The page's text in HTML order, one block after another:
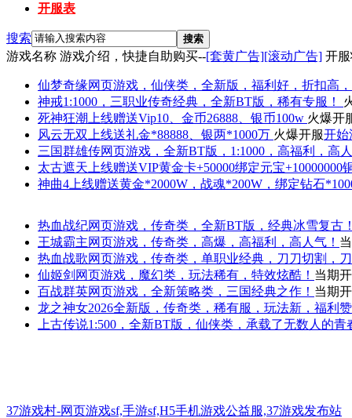
开服表
搜索 搜索
游戏名称 游戏介绍，快捷自助购买--[套黄广告][滚动广告] 开
仙梦奇缘网页游戏，仙侠类，全新版，福利好，折扣高
神戒1:1000，三职业传奇经典，全新BT版，稀有专服！
死神狂潮 上线赠送Vip10、金币26888、银币100w 火爆开
风云无双 上线送礼金*88888、银两*1000万 火爆开服开始
三国群雄传网页游戏，全新BT版，1:1000，高福利，高
太古遮天 上线赠送VIP黄金卡+50000绑定元宝+10000000
神曲4 上线赠送黄金*2000W，战魂*200W，绑定钻石
热血战纪网页游戏，传奇类，全新BT版，经典冰雪复古
王城霸主网页游戏，传奇类，高爆，高福利，高人气！
热血战歌网页游戏，传奇类，单职业经典，刀刀切割，
仙姬剑 网页游戏，魔幻类，玩法稀有，特效炫酷！ 当期
百战群英网页游戏，全新策略类，三国经典之作！ 当期
龙之神女2026全新版，传奇类，稀有服，玩法新，福利
上古传说1:500，全新BT版，仙侠类，承载了无数人的青
37游戏村-网页游戏sf,手游sf,H5手机游戏公益服,37游戏发布站